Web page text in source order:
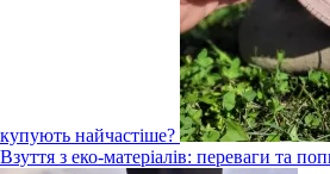
купують найчастіше?
Взуття з еко-матеріалів: переваги та